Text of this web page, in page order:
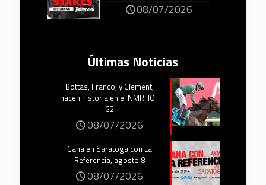
08/07/2026
Últimas Noticias
Bottas, Franco, y Clement,
hacen historia en el NMRHOF
G2
08/07/2026
Gana en Saratoga con La
Referencia, agosto 8
08/07/2026